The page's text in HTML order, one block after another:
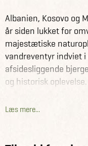
Albanien, Kosovo og
år siden lukket for
majestætiske
vandreventyr indviet
afsidesliggende
og historisk oplevelse.
Vandreruten Peaks
Læs mere...